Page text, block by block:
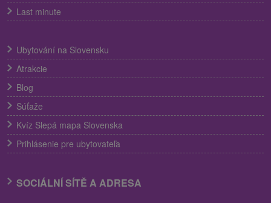
Last minute
Ubytování na Slovensku
Atrakcie
Blog
Súťaže
Kvíz Slepá mapa Slovenska
Prihlásenie pre ubytovateľa
SOCIÁLNÍ SÍTĚ A ADRESA